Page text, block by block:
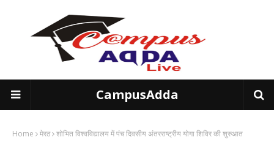
CampusAdda
Home मेरठ शोभित विश्वविद्यालय में पंच दिवसीय अंतरराष्ट्रीय योगा शिविर की शुरुआत